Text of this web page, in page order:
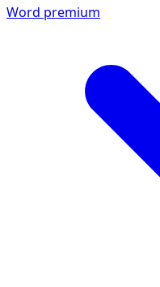
Word premium